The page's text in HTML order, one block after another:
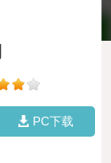
PC下载